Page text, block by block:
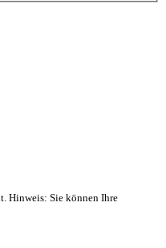
Hinweis: Sie können Ihre